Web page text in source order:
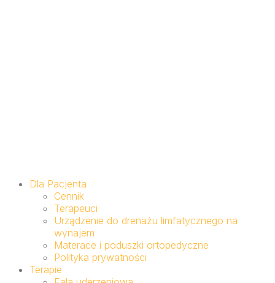
Dla Pacjenta
Cennik
Terapeuci
Urządzenie do drenażu limfatycznego na
wynajem
Materace i poduszki ortopedyczne
Polityka prywatności
Terapie